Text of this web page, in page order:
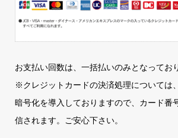
お支払い回数は、一括払いのみとなってお
※クレジットカードの決済処理については
暗号化を導入しておりますので、カード番
信されます。ご安心下さい。